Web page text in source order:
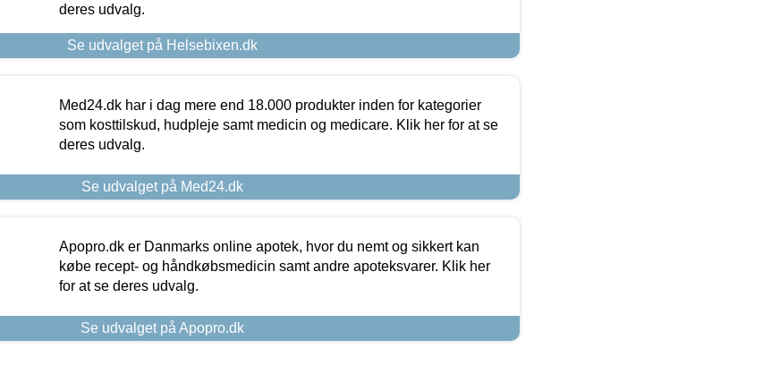
deres udvalg.
Se udvalget på Helsebixen.dk
Med24.dk har i dag mere end 18.000 produkter inden for kategorier
som kosttilskud, hudpleje samt medicin og medicare. Klik her for at se
deres udvalg.
Se udvalget på Med24.dk
Apopro.dk er Danmarks online apotek, hvor du nemt og sikkert kan
købe recept- og håndkøbsmedicin samt andre apoteksvarer. Klik her
for at se deres udvalg.
Se udvalget på Apopro.dk